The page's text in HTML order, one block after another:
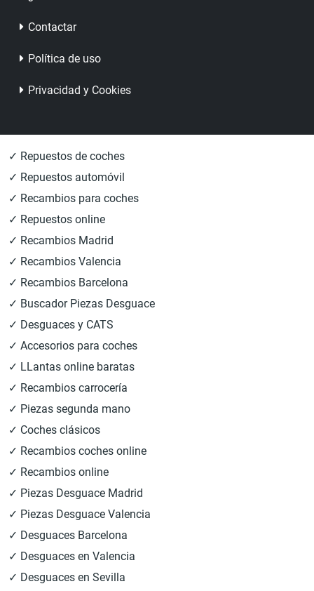
Contactar
Política de uso
Privacidad y Cookies
✓ Repuestos de coches
✓ Repuestos automóvil
✓ Recambios para coches
✓ Repuestos online
✓ Recambios Madrid
✓ Recambios Valencia
✓ Recambios Barcelona
✓ Buscador Piezas Desguace
✓ Desguaces y CATS
✓ Accesorios para coches
✓ LLantas online baratas
✓ Recambios carrocería
✓ Piezas segunda mano
✓ Coches clásicos
✓ Recambios coches online
✓ Recambios online
✓ Piezas Desguace Madrid
✓ Piezas Desguace Valencia
✓ Desguaces Barcelona
✓ Desguaces en Valencia
✓ Desguaces en Sevilla